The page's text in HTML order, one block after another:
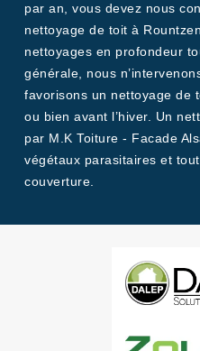
par an, vous devez nous
nettoyage de toit à
nettoyages en profondeur
générale, nous
favorisons un nettoyage de
ou bien avant l’hiver. Un
par M.K Toiture - Facade
végétaux parasitaires et
couverture.